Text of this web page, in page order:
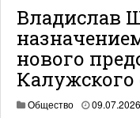
Владислав
нового
Калужского
Общество 09.07.2026